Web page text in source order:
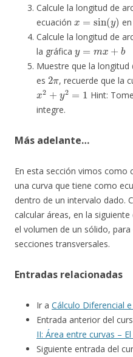
Calcule la longitud de
ecuación
x=sin(y)
en
Calcule la longitud de
la gráfica
y=mx+ b
Muestre que la longitud
es
2π
, recuerde que la
x2+y2=1
Hint:
integre.
Más adelante…
En esta sección vimos como
una curva que tiene como
dentro de un intervalo dado.
calcular áreas, en la
el volumen de un sólido,
secciones transversales.
Entradas relacionadas
Ir a Cálculo Diferencial
Entrada anterior del
II: Área entre curvas –
Siguiente entrada del